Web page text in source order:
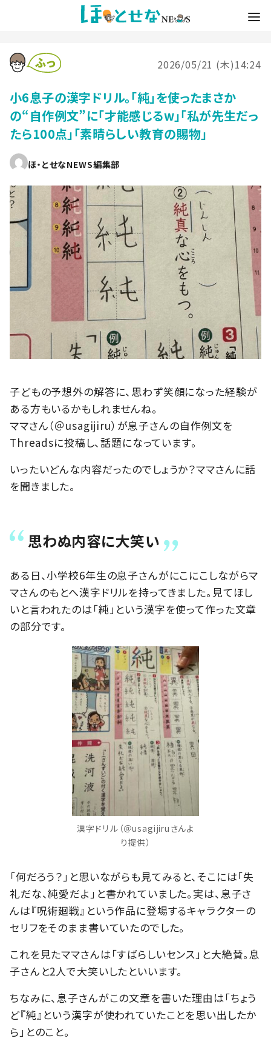
2026/05/21 (木)14:24
小6息子の漢字ドリル。「純」を使ったまさか
の“自作例文”に「才能感じるw」「私が先生だっ
たら100点」「素晴らしい教育の賜物」
ほ・とせなNEWS編集部
子どもの予想外の解答に、思わず笑顔になった経験が
ある方もいるかもしれませんね。
ママさん（＠usagijiru）が息子さんの自作例文を
Threadsに投稿し、話題になっています。
いったいどんな内容だったのでしょうか？ママさんに話
を聞きました。
思わぬ内容に大笑い
ある日、小学校6年生の息子さんがにこにこしながらマ
マさんのもとへ漢字ドリルを持ってきました。見てほし
いと言われたのは「純」という漢字を使って作った文章
の部分です。
漢字ドリル（＠usagijiruさんよ
り提供）
「何だろう？」と思いながらも見てみると、そこには「失
礼だな、純愛だよ」と書かれていました。実は、息子さ
んは『呪術廻戦』という作品に登場するキャラクターの
セリフをそのまま書いていたのでした。
これを見たママさんは「すばらしいセンス」と大絶賛。息
子さんと2人で大笑いしたといいます。
ちなみに、息子さんがこの文章を書いた理由は「ちょう
ど『純』という漢字が使われていたことを思い出したか
ら」とのこと。